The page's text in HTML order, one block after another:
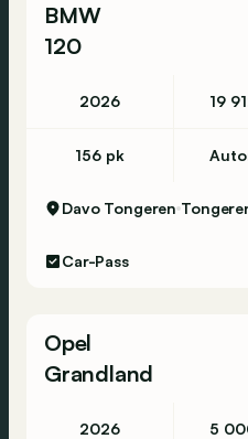
BMW
120
2026 19
156 pk
Davo Tongeren
Car-Pass
Opel
Grandland
2026 5